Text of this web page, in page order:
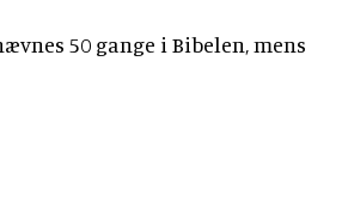
50 gange i Bibelen, mens